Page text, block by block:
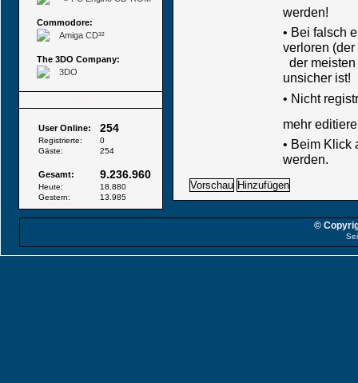
Commodore:
Amiga CD³²
The 3DO Company:
3DO
User Online: 254
Registrierte:
0
Gäste:
254
Gesamt: 9.236.960
Heute:
18.880
Gestern:
13.985
werden!
• Bei falsch
verloren
der
unsicher ist!
• Nicht
mehr
• Beim Klick
werden.
©